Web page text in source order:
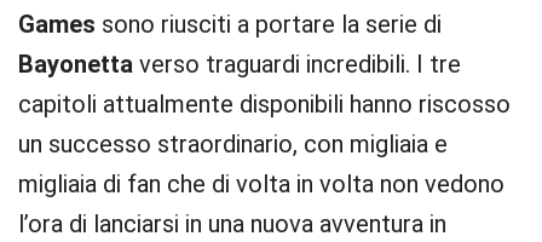
Games sono riusciti a portare la serie di
Bayonetta verso traguardi incredibili. I tre
capitoli attualmente disponibili hanno riscosso
un successo straordinario, con migliaia e
migliaia di fan che di volta in volta non vedono
l’ora di lanciarsi in una nuova avventura in